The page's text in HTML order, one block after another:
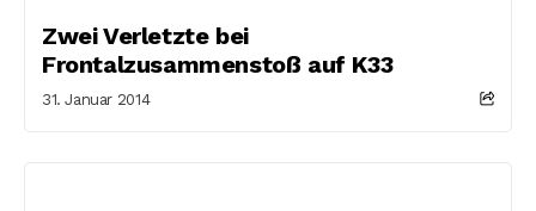
Zwei Verletzte bei
Frontalzusammenstoß auf K33
31. Januar 2014